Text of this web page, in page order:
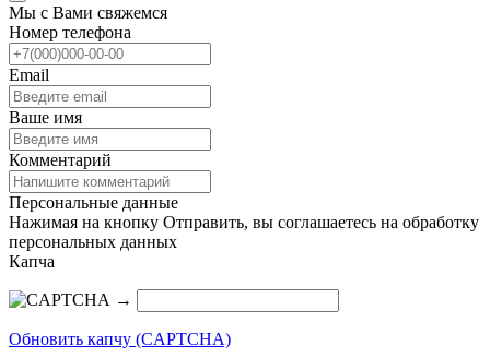
Мы с Вами свяжемся
Номер телефона
Email
Ваше имя
Комментарий
Персональные данные
Нажимая на кнопку Отправить, вы соглашаетесь на обработку
персональных данных
Капча
→
Обновить капчу (CAPTCHA)